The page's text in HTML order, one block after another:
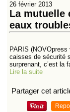
26 février 2013
La mutuelle
eaux
PARIS
caisses de sécurité
surprenant, c’est la
Lire la suite
Partager cet